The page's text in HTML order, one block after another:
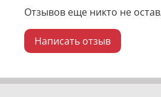
Отзывов еще никто не
Написать отзыв